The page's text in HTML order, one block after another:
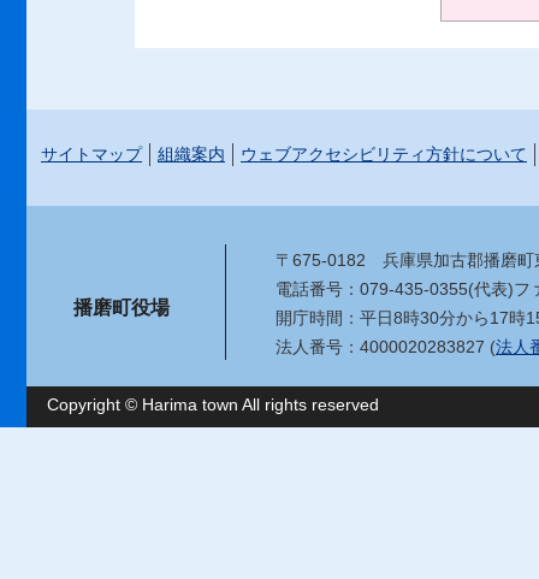
サイトマップ 組織案内 ウェブアクセシビリティ方針について
播磨町役場
〒675-0182 兵庫県加古郡播磨
電話番号：079-435-0355(代表)フ
開庁時間：平日8時30分から17時
法人番号：4000020283827 (法人
Copyright © Harima town All rights reserved